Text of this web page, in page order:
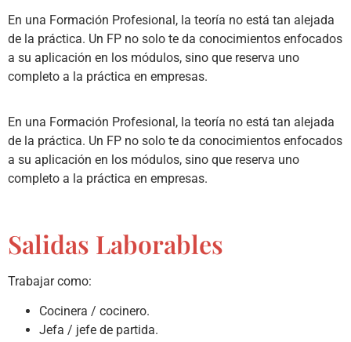
En una Formación Profesional, la teoría no está tan alejada
de la práctica. Un FP no solo te da conocimientos enfocados
a su aplicación en los módulos, sino que reserva uno
completo a la práctica en empresas.
En una Formación Profesional, la teoría no está tan alejada
de la práctica. Un FP no solo te da conocimientos enfocados
a su aplicación en los módulos, sino que reserva uno
completo a la práctica en empresas.
Salidas Laborables
Trabajar como:
Cocinera / cocinero.
Jefa / jefe de partida.